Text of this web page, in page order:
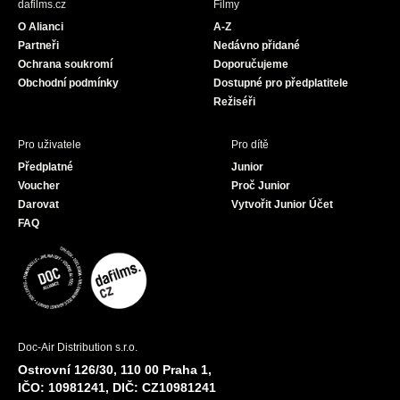
dafilms.cz
O Alianci
Partneři
Ochrana soukromí
Obchodní podmínky
Filmy
A-Z
Nedávno přidané
Doporučujeme
Dostupné pro předplatitele
Režiséři
Pro uživatele
Předplatné
Voucher
Darovat
FAQ
Pro dítě
Junior
Proč Junior
Vytvořit Junior Účet
Doc-Air Distribution s.r.o.
Ostrovní 126/30, 110 00 Praha 1,
IČO: 10981241, DIČ: CZ10981241